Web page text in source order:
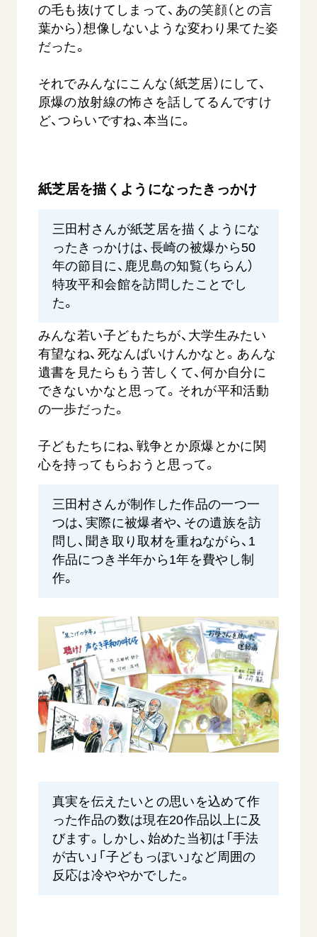
の毛も抜けてしまって、あの笑顔（との言
葉から）想像しないような変わり果てた姿
だった。
それでみんなにこんな（紙芝居）にして、
原爆の放射線の怖さを話してるんですけ
ど、つらいですね、本当に。
紙芝居を描くようになったきっかけ
三田村さんが紙芝居を描くようにな
ったきっかけは、長崎の被爆から50
年の節目に、鹿児島の知覧（ちらん）
特攻平和会館を訪問したことでし
た。
みんな若い子どもたちが、大学生みたい
有望なね、死なんばいけんかなと。あんな
遺書を見たらもう苦しくて、何か自分に
できないかなと思って。それが平和活動
の一歩だった。
子どもたちにね、戦争とか原爆とかに関
心を持ってもらおうと思って。
三田村さんが制作した作品の一つ一
つは、実際に被爆者や、その遺族を訪
問し、聞き取り取材を重ねながら、1
作品につき半年から1年を費やし制
作。
真実を伝えたいとの思いを込めて作
った作品の数は現在20作品以上に及
びます。しかし、始めた当初は「手法
が古い」「子どもっぽい」など周囲の
反応は冷ややかでした。